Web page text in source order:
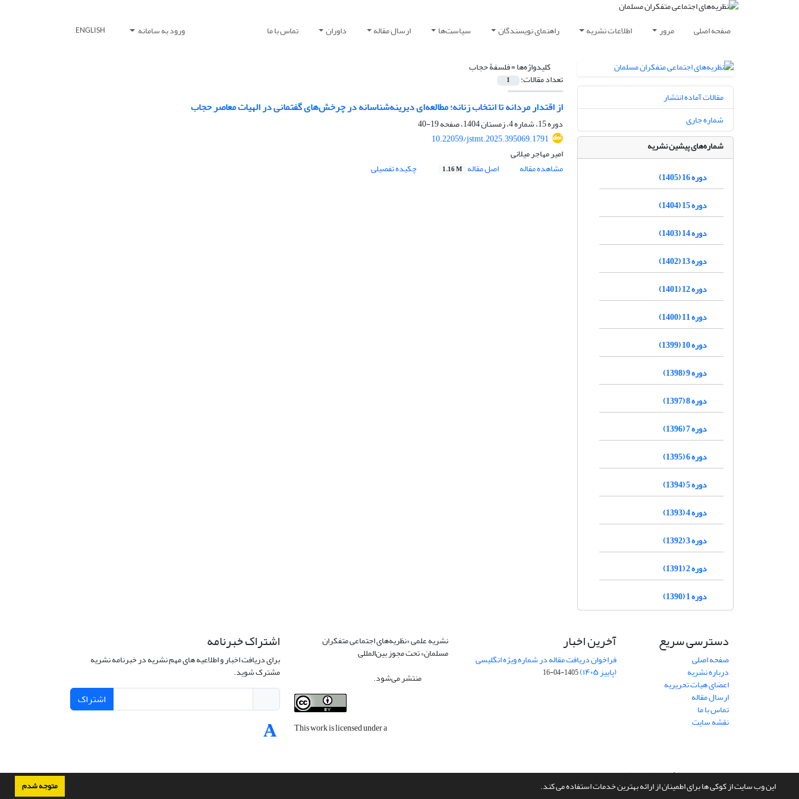
این وب سایت از کوکی ها برای اطمینان از ارائه بهترین خدمات استفاده می کند. متوجه شدم
صفحه اصلی مرور اطلاعات نشریه راهنمای نویسندگان سیاست‌ها ارسال مقاله داوران تماس با ما ورود به سامانه ENGLISH
کلیدواژه‌ها =فلسفۀ حجاب
تعداد مقالات: 1
از اقتدار مردانه تا انتخاب زنانه؛ مطالعه‌ای دیرینه‌شناسانه در چرخش‌های گفتمانی در الهیات معاصر حجاب
دوره 15، شماره 4، زمستان 1404، صفحه
19-40
10.22059/jstmt.2025.395069.1791
امیر مهاجر میلانی
مشاهده مقاله
اصل مقاله 1.16 M چکیده تفصیلی
مقالات آماده انتشار
شماره جاری
شماره‌های پیشین نشریه
دوره 16 (1405)
دوره 15 (1404)
دوره 14 (1403)
دوره 13 (1402)
دوره 12 (1401)
دوره 11 (1400)
دوره 10 (1399)
دوره 9 (1398)
دوره 8 (1397)
دوره 7 (1396)
دوره 6 (1395)
دوره 5 (1394)
دوره 4 (1393)
دوره 3 (1392)
دوره 2 (1391)
دوره 1 (1390)
دسترسی سریع
صفحه اصلی
درباره نشریه
اعضای هیات تحریریه
ارسال مقاله
تماس با ما
نقشه سایت
آخرین اخبار
فراخوان دریافت مقاله در شماره ویژه انگلیسی
(پاییز ۱۴۰۵) 1405-04-16
نشریه علمی «نظریه‌های اجتماعی متفکران
مسلمان» تحت مجوز بین‌المللی
منتشر می‌شود.
This work is licensed under a
اشتراک خبرنامه
برای دریافت اخبار و اطلاعیه های مهم نشریه در خبرنامه نشریه
مشترک شوید.
اشتراک
سامانه مدیریت نشریات علمی.طراحی و پیاده سازی ازسیناوب